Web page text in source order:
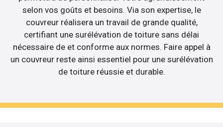
selon vos goûts et besoins. Via son expertise, le
couvreur réalisera un travail de grande qualité,
certifiant une surélévation de toiture sans délai
nécessaire de et conforme aux normes. Faire appel à
un couvreur reste ainsi essentiel pour une surélévation
de toiture réussie et durable.